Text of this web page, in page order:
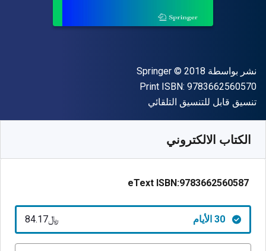
الناشر
نشر بواسطة Springer
حقوق الطبع والنشر © 2018
Print ISBN: 9783662560570
شكل
تنسيق قابل للتنسيق التلقائي
الكتاب الالكتروني
eText ISBN:9783662560587
30 الأيام ﷼‎84.17